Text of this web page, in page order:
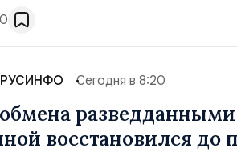
0
Сегодня в 8:20
восстановился до